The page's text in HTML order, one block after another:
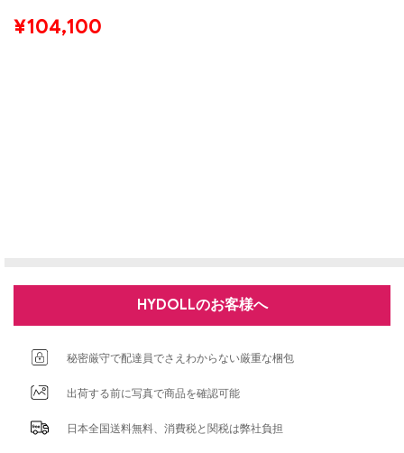
¥104,100
HYDOLLのお客様へ
秘密厳守で配達員でさえわからない厳重な梱包
出荷する前に写真で商品を確認可能
日本全国送料無料、消費税と関税は弊社負担